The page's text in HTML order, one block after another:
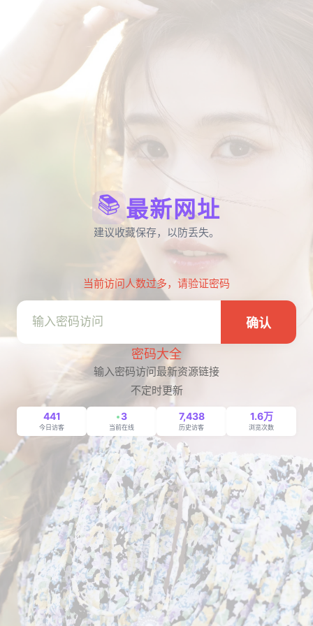
📚 最新网址
建议收藏保存，以防丢失。
当前访问人数过多，请验证密码
确认
密码大全
输入密码访问最新资源链接
不定时更新
441
今日访客
3
当前在线
7,438
历史访客
1.6万
浏览次数